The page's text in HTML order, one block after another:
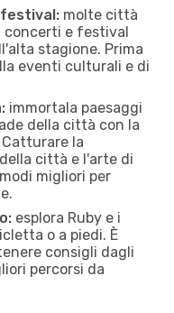
molte città
concerti e festival
stagione. Prima
eventi culturali e di
immortala paesaggi
della città con la
la
città e l'arte di
migliori per
esplora Ruby e i
o a piedi. È
consigli dagli
percorsi da